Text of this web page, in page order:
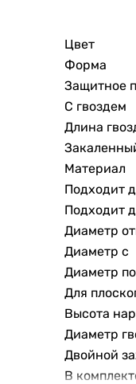
Цвет
Форма
Защитное
С гвоздем
Длина
Материал
Подходит
Подходит
Диаметр
Диаметр с
Диаметр по
Для
Высота
Диаметр
Двойной
В